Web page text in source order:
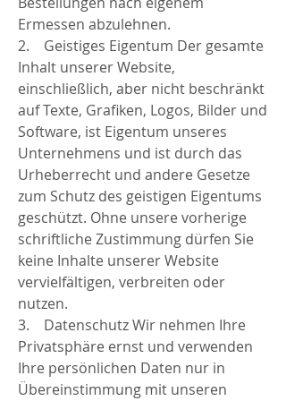
Ermessen abzulehnen.
2. Geistiges Eigentum Der gesamte
Inhalt unserer Website,
einschließlich, aber nicht beschränkt
auf Texte, Grafiken, Logos, Bilder und
Software, ist Eigentum unseres
Unternehmens und ist durch das
Urheberrecht und andere Gesetze
zum Schutz des geistigen Eigentums
geschützt. Ohne unsere vorherige
schriftliche Zustimmung dürfen Sie
keine Inhalte unserer Website
vervielfältigen, verbreiten oder
nutzen.
3. Datenschutz Wir nehmen Ihre
Privatsphäre ernst und verwenden
Ihre persönlichen Daten nur in
Übereinstimmung mit unseren